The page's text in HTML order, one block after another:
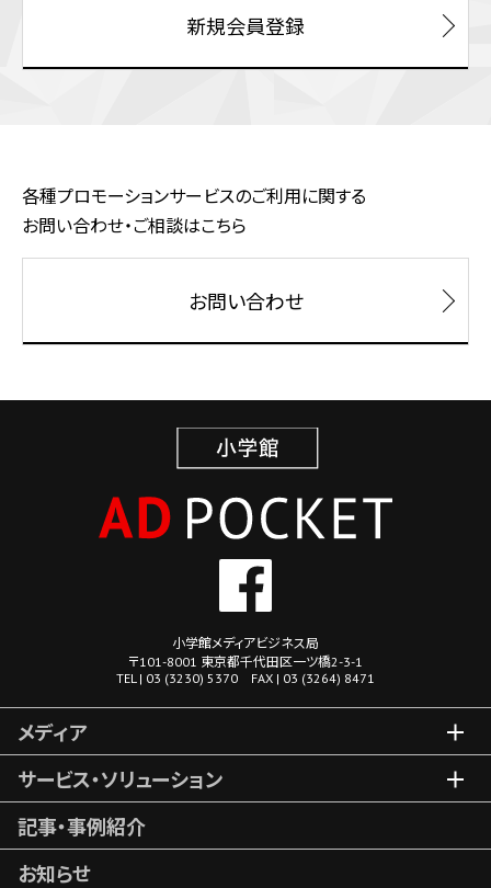
新規会員登録
各種プロモーションサービスのご利用に関する
お問い合わせ・ご相談はこちら
お問い合わせ
小学館メディアビジネス局
〒101-8001 東京都千代田区一ツ橋2-3-1
TEL | 03 (3230) 5370 FAX | 03 (3264) 8471
メディア
サービス・ソリューション
記事・事例紹介
お知らせ